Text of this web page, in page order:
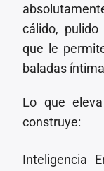
cálido,
que le
baladas
Lo que
construye:
Inteligencia